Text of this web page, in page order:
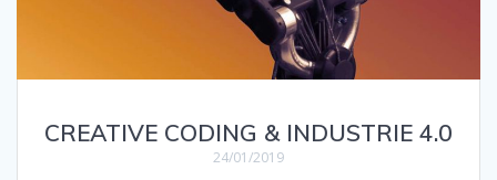
CREATIVE CODING & INDUSTRIE 4.0
24/01/2019